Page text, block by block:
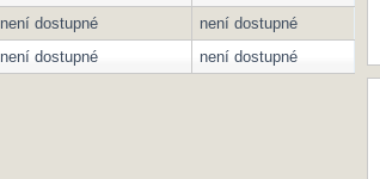
není dostupné
není dostupné
není dostupné není dostupné